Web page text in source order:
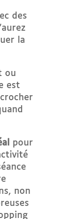
des
la
ou
est
pour
non